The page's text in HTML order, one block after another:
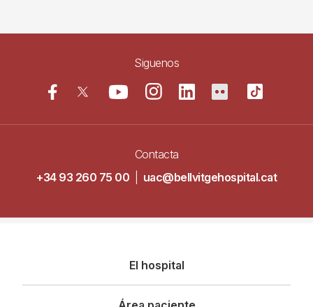
Siguenos
Contacta
+34 93 260 75 00
uac@bellvitgehospital.cat
principal
El hospital